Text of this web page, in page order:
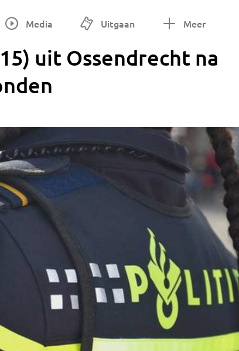
Media Uitgaan Meer
uit Ossendrecht na